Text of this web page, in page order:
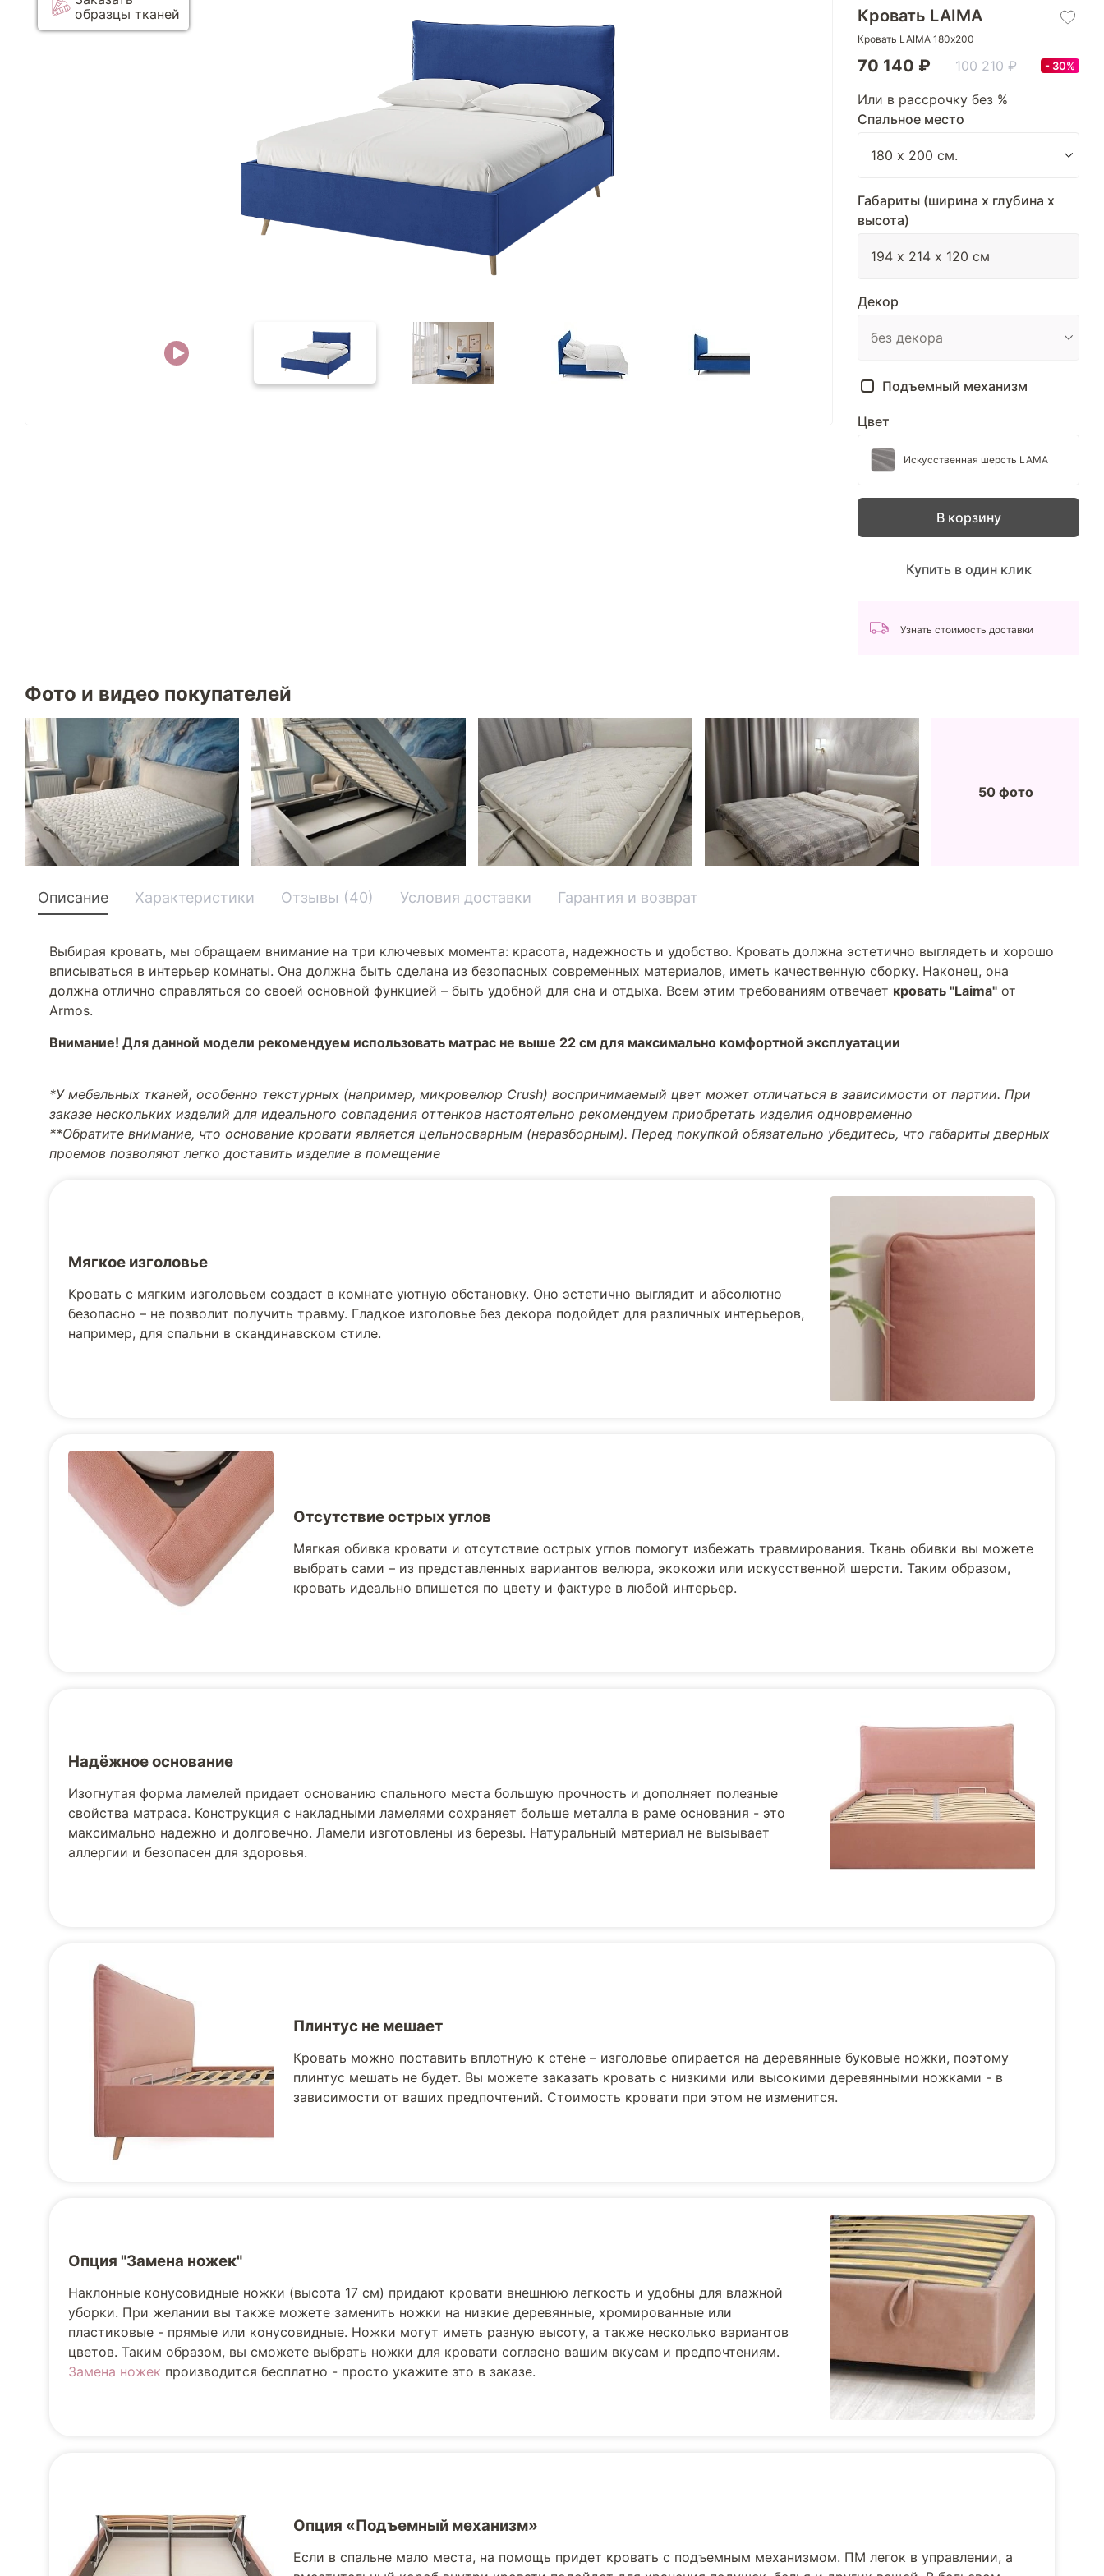
образцы тканей
Кровать LAIMA
Кровать LAIMA 180х200
70 140 ₽ 100 210 ₽ 30%
Или в рассрочку без %
Спальное место
Габариты (ширина х глубина х
высота)
Декор
Подъемный механизм
Цвет
Искусственная шерсть LAMA
В корзину
Купить в один клик
Узнать стоимость доставки
Фото и видео покупателей
50 фото
Описание Характеристики Отзывы (40) Условия доставки Гарантия и возврат
Выбирая кровать, мы обращаем внимание на три ключевых момента: красота, надежность и удобство. Кровать должна эстетично выглядеть и хорошо
вписываться в интерьер комнаты. Она должна быть сделана из безопасных современных материалов, иметь качественную сборку. Наконец, она
должна отлично справляться со своей основной функцией – быть удобной для сна и отдыха. Всем этим требованиям отвечает кровать "Laima" от
Armos.
Внимание! Для данной модели рекомендуем использовать матрас не выше 22 см для максимально комфортной эксплуатации
*У мебельных тканей, особенно текстурных (например, микровелюр Crush) воспринимаемый цвет может отличаться в зависимости от партии. При
заказе нескольких изделий для идеального совпадения оттенков настоятельно рекомендуем приобретать изделия одновременно
**Обратите внимание, что основание кровати является цельносварным (неразборным). Перед покупкой обязательно убедитесь, что габариты дверных
проемов позволяют легко доставить изделие в помещение
Мягкое изголовье
Кровать с мягким изголовьем создаст в комнате уютную обстановку. Оно эстетично выглядит и абсолютно
безопасно – не позволит получить травму. Гладкое изголовье без декора подойдет для различных интерьеров,
например, для спальни в скандинавском стиле.
Отсутствие острых углов
Мягкая обивка кровати и отсутствие острых углов помогут избежать травмирования. Ткань обивки вы можете
выбрать сами – из представленных вариантов велюра, экокожи или искусственной шерсти. Таким образом,
кровать идеально впишется по цвету и фактуре в любой интерьер.
Надёжное основание
Изогнутая форма ламелей придает основанию спального места большую прочность и дополняет полезные
свойства матраса. Конструкция с накладными ламелями сохраняет больше металла в раме основания - это
максимально надежно и долговечно. Ламели изготовлены из березы. Натуральный материал не вызывает
аллергии и безопасен для здоровья.
Плинтус не мешает
Кровать можно поставить вплотную к стене – изголовье опирается на деревянные буковые ножки, поэтому
плинтус мешать не будет. Вы можете заказать кровать с низкими или высокими деревянными ножками - в
зависимости от ваших предпочтений. Стоимость кровати при этом не изменится.
Опция "Замена ножек"
Наклонные конусовидные ножки (высота 17 см) придают кровати внешнюю легкость и удобны для влажной
уборки. При желании вы также можете заменить ножки на низкие деревянные, хромированные или
пластиковые - прямые или конусовидные. Ножки могут иметь разную высоту, а также несколько вариантов
цветов. Таким образом, вы сможете выбрать ножки для кровати согласно вашим вкусам и предпочтениям.
Замена ножек производится бесплатно - просто укажите это в заказе.
Опция «Подъемный механизм»
Если в спальне мало места, на помощь придет кровать с подъемным механизмом. ПМ легок в управлении, а